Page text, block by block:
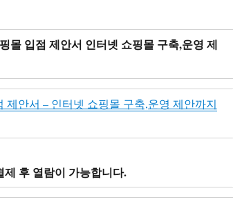
몰 입점 제안서 인터넷 쇼핑몰 구축,운영 제
안서 – 인터넷 쇼핑몰 구축,운영 제안까지
후 열람이 가능합니다.